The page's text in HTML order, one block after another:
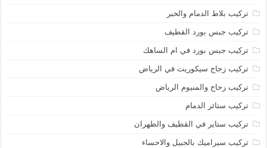
تركيب بلاط الدمام والخبر
تركيب جبس بورد القطيف
تركيب جبس بورد في ام الساهك
تركيب زجاج سيكوريت في الرياض
تركيب زحاح والمنيوم الرياض
تركيب ستائر الدمام
تركيب ستاير في القطيف والظهران
تركيب سيراميك بالجبيل والاحساء